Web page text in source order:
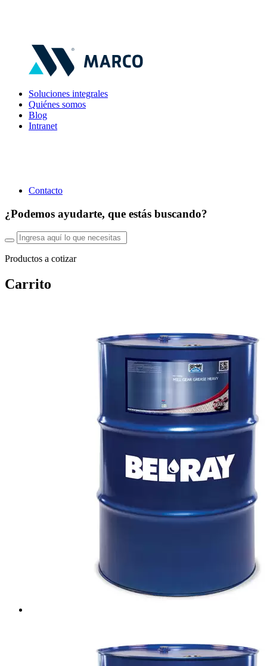
Soluciones integrales
Quiénes somos
Blog
Intranet
Contacto
¿Podemos ayudarte, que estás buscando?
Productos a cotizar
Carrito